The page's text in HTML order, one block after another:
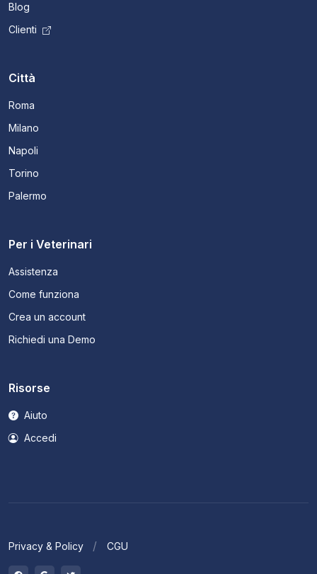
Blog
Clienti
Città
Roma
Milano
Napoli
Torino
Palermo
Per i Veterinari
Assistenza
Come funziona
Crea un account
Richiedi una Demo
Risorse
Aiuto
Accedi
Privacy & Policy CGU